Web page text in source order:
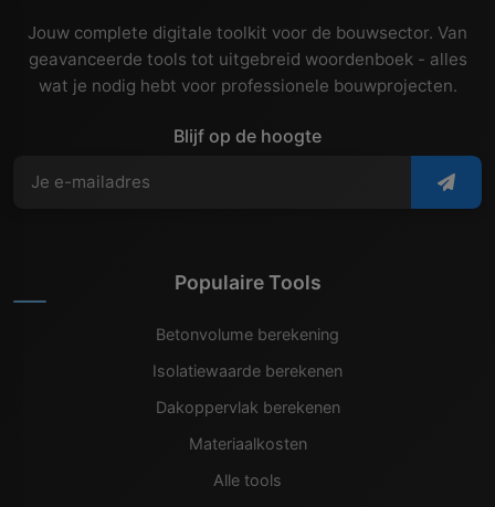
Jouw complete digitale toolkit voor de bouwsector. Van
geavanceerde tools tot uitgebreid woordenboek - alles
wat je nodig hebt voor professionele bouwprojecten.
Blijf op de hoogte
Populaire Tools
Betonvolume berekening
Isolatiewaarde berekenen
Dakoppervlak berekenen
Materiaalkosten
Alle tools